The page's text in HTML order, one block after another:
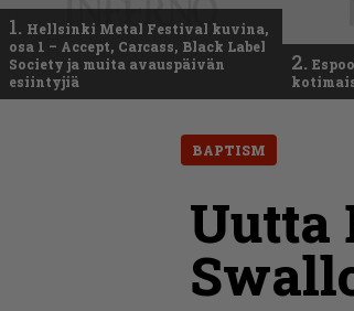
1. Hellsinki Metal Festival kuvina,
osa 1 – Accept, Carcass, Black Label
Society ja muita avauspäivän
esiintyjiä
2.
BAPTISM
Uutta